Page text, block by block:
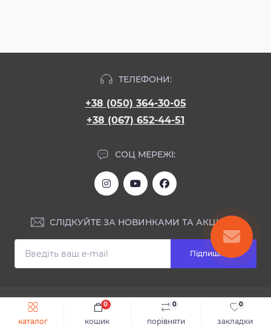
каталог порівняти
0
закладки
0
кошик
0
Швидке замовлення До кошика
ТЕЛЕФОНИ:
+38 (050) 364-30-05
+38 (067) 652-44-51
СОЦ МЕРЕЖІ:
СЛІДКУЙТЕ ЗА НОВИНКАМИ ТА АКЦІЯМИ:
Підпишіться
ІНФОРМАЦІЯ